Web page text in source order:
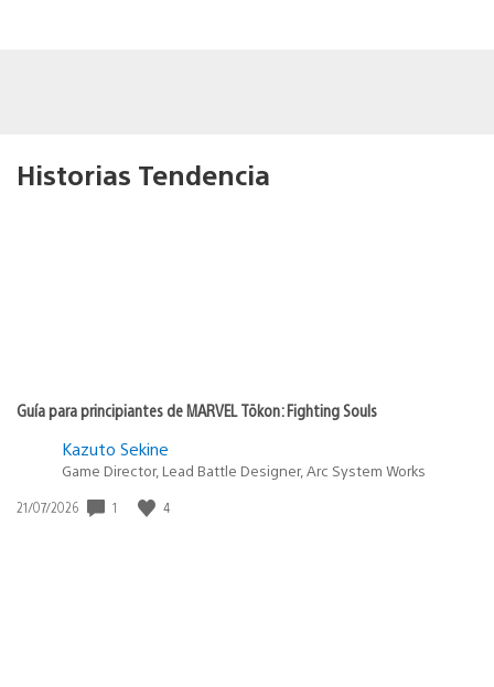
Historias Tendencia
Guía para principiantes de MARVEL Tōkon: Fighting Souls
Kazuto Sekine
Game Director, Lead Battle Designer, Arc System Works
Fecha
21/07/2026 1 4